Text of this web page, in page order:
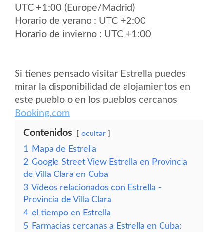
UTC +1:00 (Europe/Madrid)
Horario de verano : UTC +2:00
Horario de invierno : UTC +1:00
Si tienes pensado visitar Estrella puedes
mirar la disponibilidad de alojamientos en
este pueblo o en los pueblos cercanos
Booking.com
Contenidos ocultar
1
Mapa de Estrella
2 Google Street View Estrella en Provincia
de Villa Clara en Cuba
3 Vídeos relacionados con Estrella -
Provincia de Villa Clara
4 el tiempo en Estrella
5 Farmacias cercanas a Estrella en Cuba: